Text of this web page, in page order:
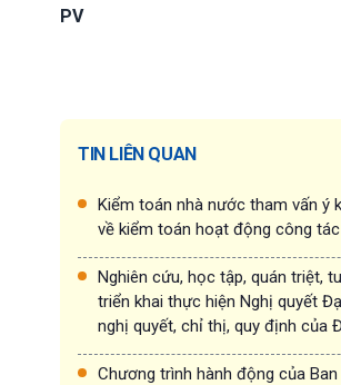
PV
TIN LIÊN QUAN
Kiểm toán nhà nước tham vấn ý
về kiểm toán hoạt động công
Nghiên cứu, học tập, quán triệt,
triển khai thực hiện Nghị quyết
nghị quyết, chỉ thị, quy định của
Chương trình hành động của Ban